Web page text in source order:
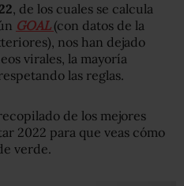
, de los cuales se calcula
GOAL (con datos de la
nos han dejado
virales, la mayoría
las reglas.
de los mejores
2022 para que veas cómo
verde.